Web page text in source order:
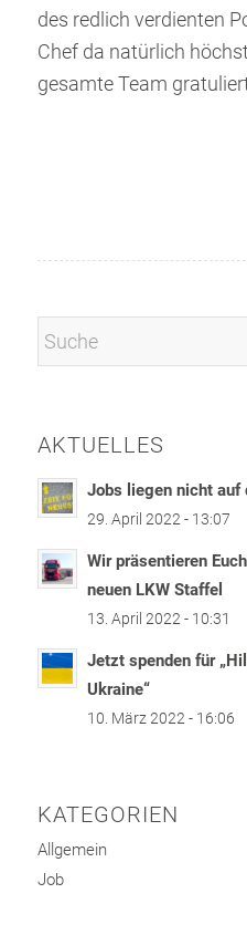
des redlich verdienten
Chef da natürlich
gesamte Team
AKTUELLES
Jobs liegen nicht auf
29. April 2022 - 13:07
Wir präsentieren
neuen LKW Staffel
13. April 2022 - 10:31
Jetzt spenden für
Ukraine“
10. März 2022 - 16:06
KATEGORIEN
Allgemein
Job